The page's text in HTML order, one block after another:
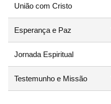
União com Cristo
Esperança e Paz
Jornada Espiritual
Testemunho e Missão